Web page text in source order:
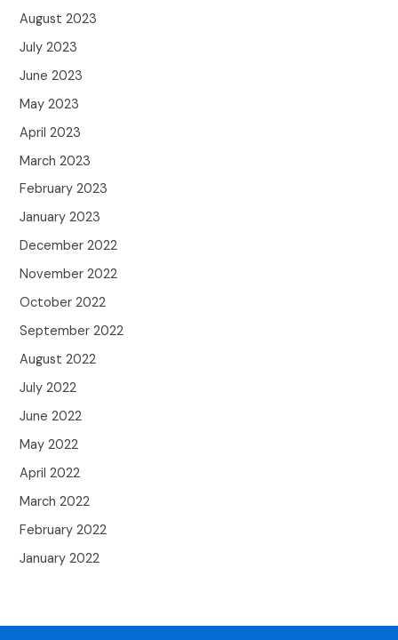
August 2023
July 2023
June 2023
May 2023
April 2023
March 2023
February 2023
January 2023
December 2022
November 2022
October 2022
September 2022
August 2022
July 2022
June 2022
May 2022
April 2022
March 2022
February 2022
January 2022